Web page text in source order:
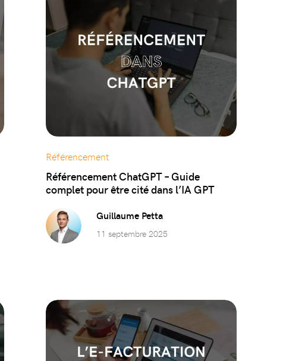
Référencement
Référencement ChatGPT – Guide
complet pour être cité dans l’IA GPT
Guillaume Petta
11 septembre 2025